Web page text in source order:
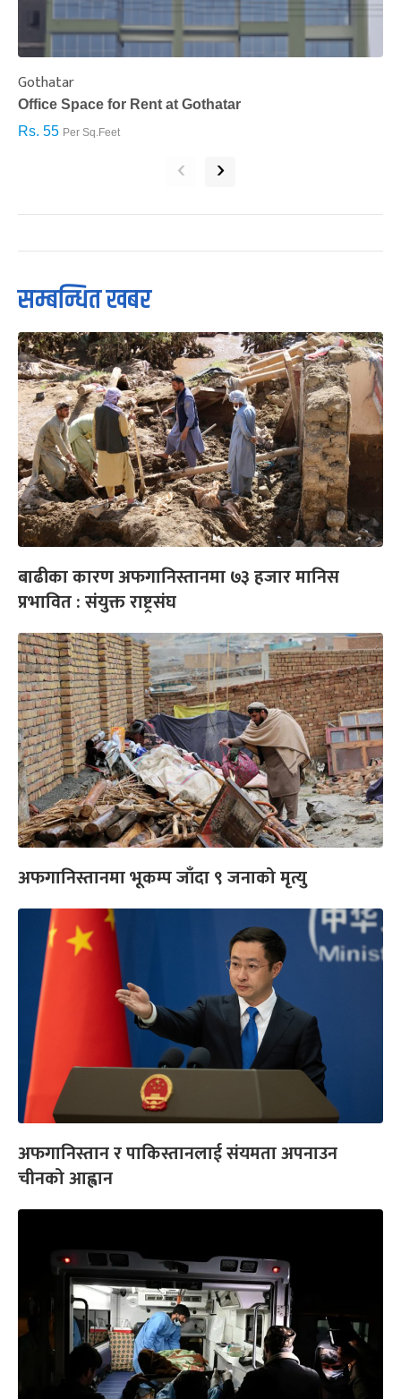
Gothatar
Office Space for Rent at Gothatar
Rs. 55 Per Sq.Feet
‹ ›
सम्बन्धित खबर
बाढीका कारण अफगानिस्तानमा ७३ हजार मानिस
प्रभावित : संयुक्त राष्ट्रसंघ
अफगानिस्तानमा भूकम्प जाँदा ९ जनाको मृत्यु
अफगानिस्तान र पाकिस्तानलाई संयमता अपनाउन
चीनको आह्वान